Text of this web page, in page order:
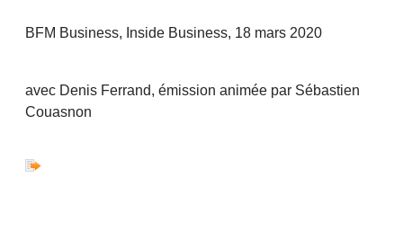
BFM Business, Inside Business, 18 mars 2020
avec Denis Ferrand, émission animée par Sébastien
Couasnon